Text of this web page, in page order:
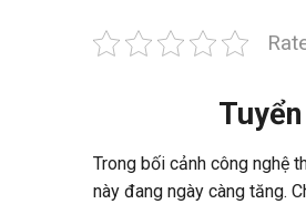
Trong bối cảnh công nghệ
này đang ngày càng tăng.